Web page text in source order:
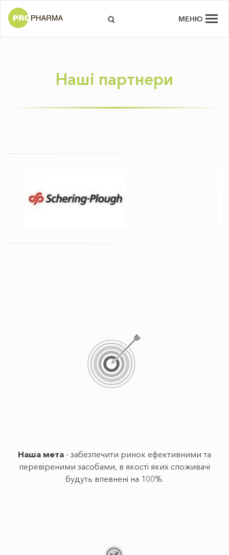
МЕНЮ
Наші партнери
Наша мета - забезпечити ринок ефективними та
перевіреними засобами, в якості яких споживачі
будуть впевнені на 100%.